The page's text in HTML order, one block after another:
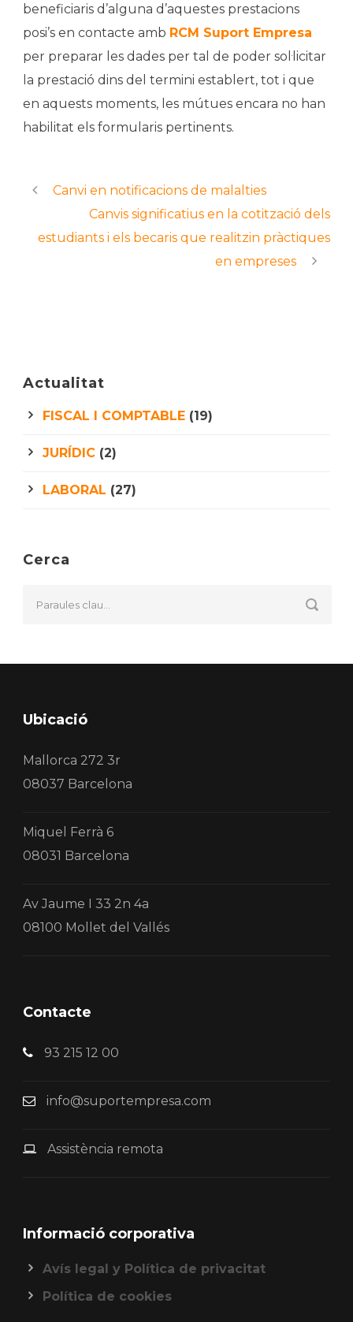
beneficiaris d’alguna d’aquestes prestacions
posi’s en contacte amb RCM Suport Empresa
per preparar les dades per tal de poder sol·licitar
la prestació dins del termini establert, tot i que
en aquests moments, les mútues encara no han
habilitat els formularis pertinents.
Canvi en notificacions de malalties
Canvis significatius en la cotització dels
estudiants i els becaris que realitzin pràctiques
en empreses
Actualitat
FISCAL I COMPTABLE (19)
JURÍDIC (2)
LABORAL (27)
Cerca
Ubicació
Mallorca 272 3r
08037 Barcelona
Miquel Ferrà 6
08031 Barcelona
Av Jaume I 33 2n 4a
08100 Mollet del Vallés
Contacte
93 215 12 00
info@suportempresa.com
Assistència remota
Informació corporativa
Avís legal y Política de privacitat
Política de cookies